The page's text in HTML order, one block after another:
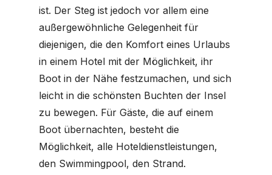
ist. Der Steg ist jedoch vor allem eine
außergewöhnliche Gelegenheit für
diejenigen, die den Komfort eines Urlaubs
in einem Hotel mit der Möglichkeit, ihr
Boot in der Nähe festzumachen, und sich
leicht in die schönsten Buchten der Insel
zu bewegen. Für Gäste, die auf einem
Boot übernachten, besteht die
Möglichkeit, alle Hoteldienstleistungen,
den Swimmingpool, den Strand.